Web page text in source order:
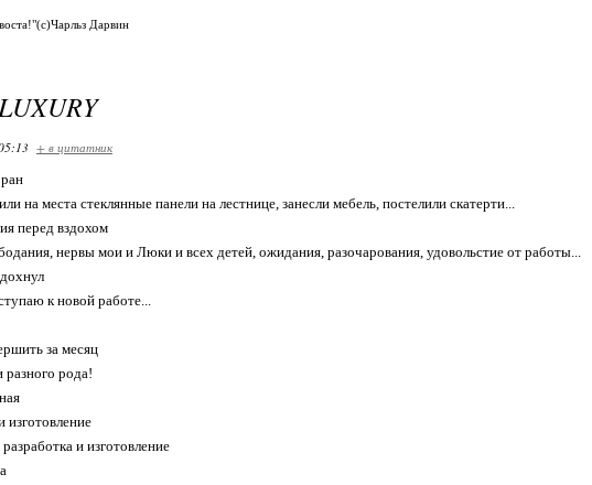
Дарвин
+ в цитатник
на места стеклянные панели на лестнице, занесли мебель, постелили скатерти...
перед вздохом
нервы мои и Люки и всех детей, ожидания, разочарования, удовольстие от работы...
к новой работе...
за месяц
рода!
изготовление
и изготовление